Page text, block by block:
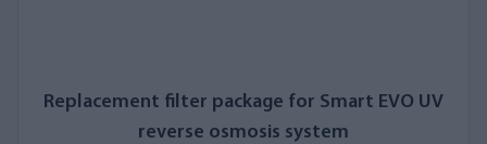
Replacement filter package for Smart EVO UV
reverse osmosis system